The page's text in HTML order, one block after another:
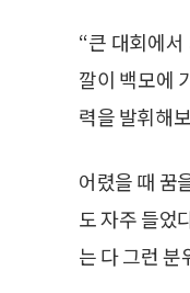
“큰 대회에
깔이 백모에
력을 발휘해
어렸을 때 꿈
도 자주 들었
는 다 그런 분